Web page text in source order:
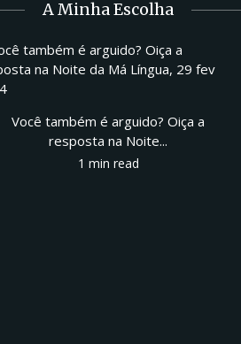
A Minha Escolha
Você também é arguido? Oiça a
resposta na Noite...
1 min read